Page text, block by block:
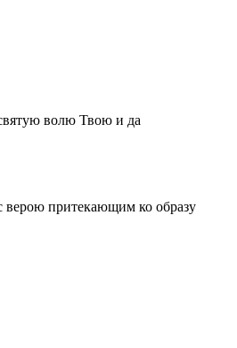
волю Твою и да
верою притекающим ко образу